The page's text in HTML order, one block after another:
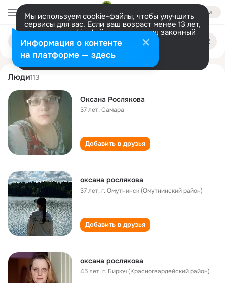
Войти
Мы используем cookie-файлы, чтобы улучшить
сервисы для вас. Если ваш возраст менее 13 лет,
настроить cookie-файлы должен ваш законный
представитель. Больше информации
Разрешить все Настроить
Поиск
людям
oksana roslyakova
Люди113
Оксана Рослякова
37 лет,Самара
Добавить в друзья
оксана рослякова
37 лет,г. Омутнинск (Омутнинский район)
Добавить в друзья
оксана рослякова
45 лет,г. Бирюч (Красногвардейский район)
Информация о контенте
на платформе — здесь